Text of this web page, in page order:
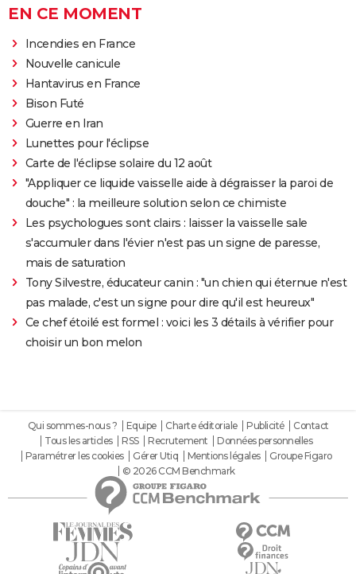
EN CE MOMENT
Incendies en France
Nouvelle canicule
Hantavirus en France
Bison Futé
Guerre en Iran
Lunettes pour l'éclipse
Carte de l'éclipse solaire du 12 août
"Appliquer ce liquide vaisselle aide à dégraisser la paroi de
douche" : la meilleure solution selon ce chimiste
Les psychologues sont clairs : laisser la vaisselle sale
s'accumuler dans l'évier n'est pas un signe de paresse,
mais de saturation
Tony Silvestre, éducateur canin : "un chien qui éternue n'est
pas malade, c'est un signe pour dire qu'il est heureux"
Ce chef étoilé est formel : voici les 3 détails à vérifier pour
choisir un bon melon
Qui sommes-nous ? Equipe Charte éditoriale Publicité
Contact
Tous les articles
RSS Recrutement
Données personnelles
Paramétrer les cookies
Gérer Utiq Mentions légales
Groupe Figaro
© 2026 CCM Benchmark